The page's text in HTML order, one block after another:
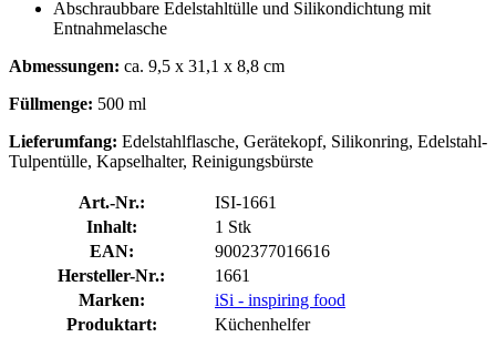
Abschraubbare Edelstahltülle und Silikondichtung mit
Entnahmelasche
Abmessungen: ca. 9,5 x 31,1 x 8,8 cm
Füllmenge: 500 ml
Lieferumfang: Edelstahlflasche, Gerätekopf, Silikonring, Edelstahl-
Tulpentülle, Kapselhalter, Reinigungsbürste
Art.-Nr.:
ISI-1661
Inhalt:
1 Stk
EAN:
9002377016616
Hersteller-Nr.:
1661
Marken:
iSi - inspiring food
Produktart:
Küchenhelfer